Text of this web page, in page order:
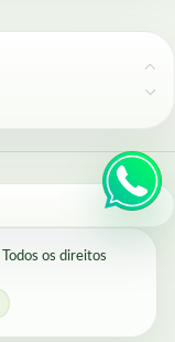
Todos os direitos